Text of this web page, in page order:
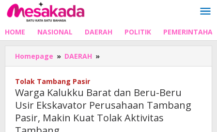
Lewati
ke
HOME NASIONAL DAERAH POLITIK
Homepage » DAERAH »
Kalukku
Beru-
Beru
Usir
Tolak Tambang Pasir
Warga Kalukku Barat dan Beru-Beru
Usir Ekskavator Perusahaan Tambang
Pasir, Makin Kuat Tolak Aktivitas